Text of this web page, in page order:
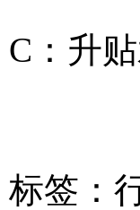
C：升
标签：